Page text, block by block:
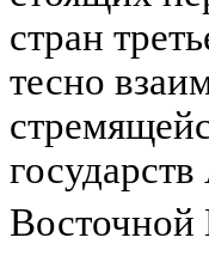
стран
тесно
Восточной